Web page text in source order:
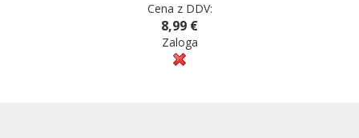
Cena z DDV:
8,99 €
Zaloga